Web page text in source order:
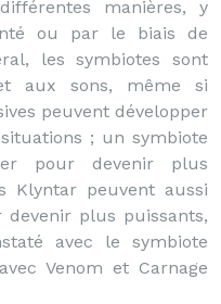
manières, y
ou par le biais de
les symbiotes sont
aux sons, même si
peuvent développer
; un symbiote
pour devenir plus
Klyntar peuvent aussi
devenir plus puissants,
avec le symbiote
Venom et Carnage